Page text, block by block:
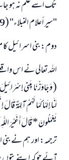
تک اسے علم نہ ہو
"سير أعلام النبلاء" (10/79)
دوم: بنی اسرائیل کا
اللہ تعالی نے اس
( وَجَاوَزْنَا بِبَنِي
لَنَا إِلَهًا كَمَا لَهُمْ آلِهَةٌ
يَعْمَلُونَ * قَالَ أَغَيْرَ
ترجمہ: اور ہم نے بنی